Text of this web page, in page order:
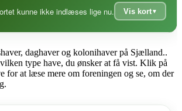
kunne ikke indlæses lige nu. Vis kort
daghaver og kolonihaver på Sjælland..
type have, du ønsker at få vist. Klik på
for at læse mere om foreningen og se, om der